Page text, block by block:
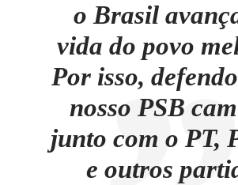
o Brasil
vida do povo
Por isso,
nosso PSB
junto com o PT,
e outros